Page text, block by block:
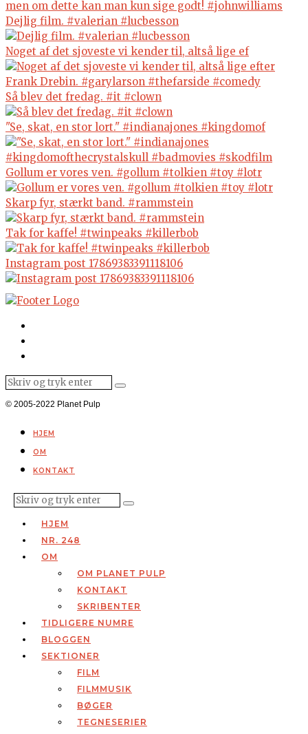
Dejlig film. #valerian #lucbesson
Noget af det sjoveste vi kender til, altså lige ef
Så blev det fredag. #it #clown
"Se, skat, en stor lort." #indianajones #kingdomof
Gollum er vores ven. #gollum #tolkien #toy #lotr
Skarp fyr, stærkt band. #rammstein
Tak for kaffe! #twinpeaks #killerbob
Instagram post 17869383391118106
© 2005-2022 Planet Pulp
HJEM
OM
KONTAKT
HJEM
NR. 248
OM
OM PLANET PULP
KONTAKT
SKRIBENTER
TIDLIGERE NUMRE
BLOGGEN
SEKTIONER
FILM
FILMMUSIK
BØGER
TEGNESERIER